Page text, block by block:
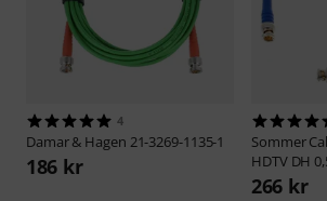
4
Damar & Hagen 21-3269-1135-1
186 kr
Sommer
HDTV DH
266 kr